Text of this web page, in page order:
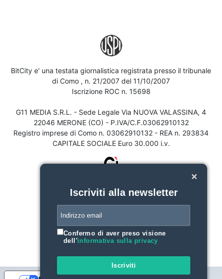
BitCity e' una testata giornalistica registrata presso il tribunale
di Como , n. 21/2007 del 11/10/2007
Iscrizione ROC n. 15698
G11 MEDIA S.R.L. - Sede Legale Via NUOVA VALASSINA, 4
22046 MERONE (CO) - P.IVA/C.F.03062910132
Registro imprese di Como n. 03062910132 - REA n. 293834
CAPITALE SOCIALE Euro 30.000 i.v.
Iscriviti alla newsletter
Confermo di aver preso visione
dell'informativa sulla privacy
Iscriviti